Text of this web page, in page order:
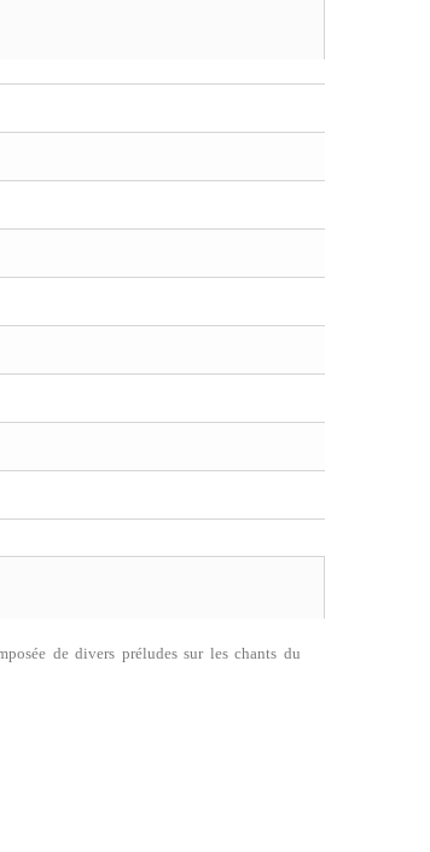
de divers préludes sur les chants du